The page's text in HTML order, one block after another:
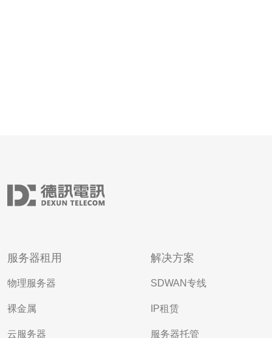
服务器租用
物理服务器
裸金属
云服务器
解决方案
SDWAN专线
IP租赁
服务器托管